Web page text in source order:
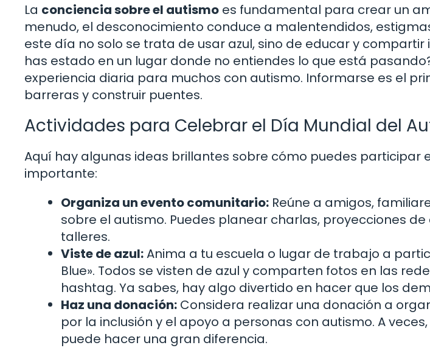
La conciencia sobre el autismo es fundamental para crear un
menudo, el desconocimiento conduce a malentendidos,
este día no solo se trata de usar azul, sino de educar y compartir
has estado en un lugar donde no entiendes lo que está
experiencia diaria para muchos con autismo. Informarse es el
barreras y construir puentes.
Actividades para Celebrar el Día Mundial del
Aquí hay algunas ideas brillantes sobre cómo puedes participar
importante:
Organiza un evento comunitario: Reúne a amigos,
sobre el autismo. Puedes planear charlas, proyecciones
talleres.
Viste de azul:Anima a tu escuela o lugar de trabajo a
Blue». Todos se visten de azul y comparten fotos en las
hashtag. Ya sabes, hay algo divertido en hacer que los
Haz una donación: Considera realizar una donación a
por la inclusión y el apoyo a personas con autismo. A
puede hacer una gran diferencia.